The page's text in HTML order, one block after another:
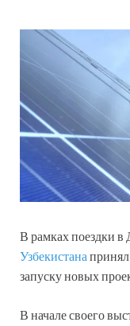
В рамках поездки в
Узбекистана
запуску новых
В начале своего